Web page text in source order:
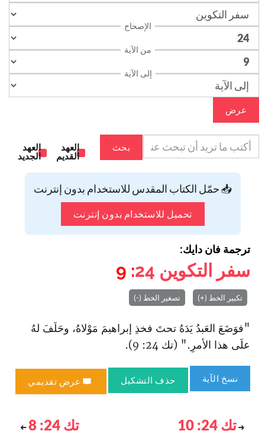
الإصحاح
من الآية
إلى الآية
عرض
بحث
العهد
القديم
العهد
الجديد
📥 حمّل الكتاب المقدس للاستخدام بدون إنترنت
تحميل للاستخدام بدون إنترنت
ترجمة فان دايك:
سفر التكوين 24
: 9
تكبير الخط (+) تصغير الخط (-)
"فوَضَعَ العَبدُ يَدَهُ تحتَ فخذِ إبراهيمَ مَوْلاهُ، وحَلَفَ لهُ
علَى هذا الأمرِ." (تك 24: 9).
نسخ الآية حذف التشكيل عرض تقديمي
تك 24: 10 تك 24: 8